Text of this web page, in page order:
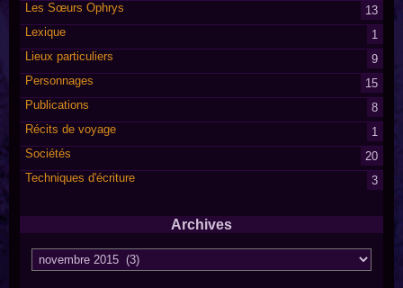
Les Sœurs Ophrys
13
Lexique
1
Lieux particuliers
9
Personnages
15
Publications
8
Récits de voyage
1
Sociétés
20
Techniques d'écriture
3
Archives
Archives